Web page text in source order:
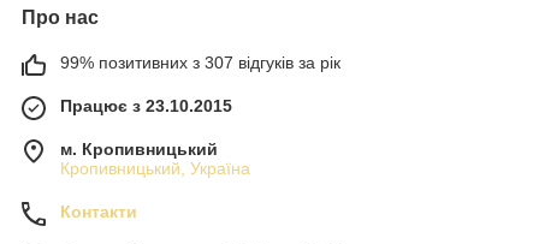
Про нас
99% позитивних з 307 відгуків за рік
Працює з 23.10.2015
м. Кропивницький
Кропивницький, Україна
Контакти